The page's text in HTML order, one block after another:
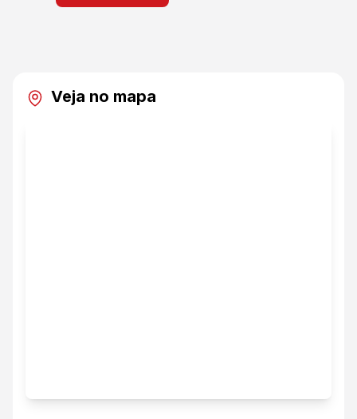
Veja no mapa